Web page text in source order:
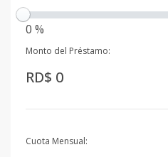
0 %
Monto del Préstamo:
RD$ 0
Cuota Mensual: